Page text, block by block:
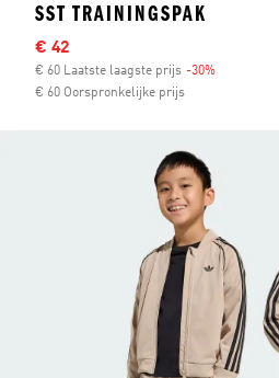
SST TRAININGSPAK
Afgeprijsde prijs
€ 42
€ 60 Laatste laagste prijs -30%
€ 60 Oorspronkelijke prijs